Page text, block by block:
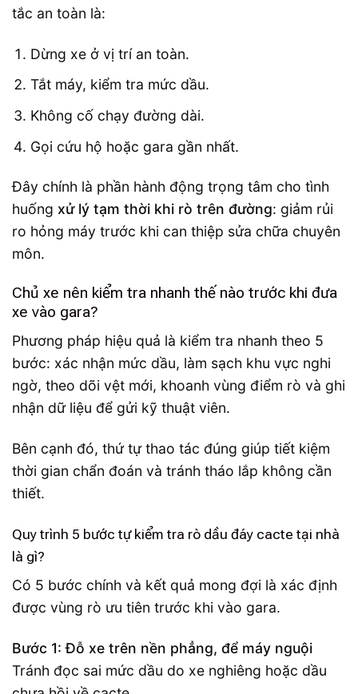
tắc an toàn là:
Dừng xe ở vị trí an toàn.
Tắt máy, kiểm tra mức dầu.
Không cố chạy đường dài.
Gọi cứu hộ hoặc gara gần nhất.
Đây chính là phần hành động trọng tâm cho tình
huống xử lý tạm thời khi rò trên đường: giảm rủi
ro hỏng máy trước khi can thiệp sửa chữa chuyên
môn.
Chủ xe nên kiểm tra nhanh thế nào trước khi đưa
xe vào gara?
Phương pháp hiệu quả là kiểm tra nhanh theo 5
bước: xác nhận mức dầu, làm sạch khu vực nghi
ngờ, theo dõi vệt mới, khoanh vùng điểm rò và ghi
nhận dữ liệu để gửi kỹ thuật viên.
Bên cạnh đó, thứ tự thao tác đúng giúp tiết kiệm
thời gian chẩn đoán và tránh tháo lắp không cần
thiết.
Quy trình 5 bước tự kiểm tra rò dầu đáy cacte tại nhà
là gì?
Có 5 bước chính và kết quả mong đợi là xác định
được vùng rò ưu tiên trước khi vào gara.
Bước 1: Đỗ xe trên nền phẳng, để máy nguội
Tránh đọc sai mức dầu do xe nghiêng hoặc dầu